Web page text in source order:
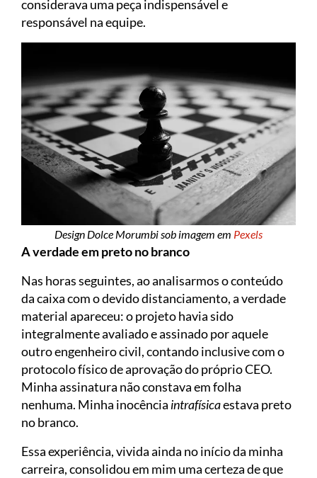
considerava uma peça indispensável e
responsável na equipe.
Design Dolce Morumbi sob imagem em Pexels
A verdade em preto no branco
Nas horas seguintes, ao analisarmos o conteúdo
da caixa com o devido distanciamento, a verdade
material apareceu: o projeto havia sido
integralmente avaliado e assinado por aquele
outro engenheiro civil, contando inclusive com o
protocolo físico de aprovação do próprio CEO.
Minha assinatura não constava em folha
nenhuma. Minha inocência intrafísicaestava preto
no branco.
Essa experiência, vivida ainda no início da minha
carreira, consolidou em mim uma certeza de que